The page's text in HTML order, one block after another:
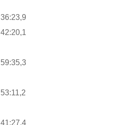
36:23,9
42:20,1
59:35,3
53:11,2
41:27,4